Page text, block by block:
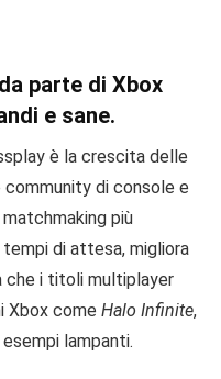
parte di Xbox
e sane.
è la crescita delle
di console e
più
di attesa, migliora
che i titoli multiplayer
Xbox come Halo Infinite,
lampanti.